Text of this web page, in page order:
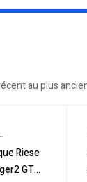
&
,
Riese
GT